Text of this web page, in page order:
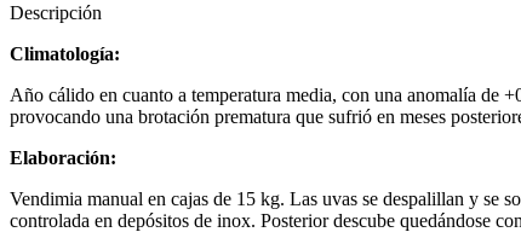
Descripción
Climatología:
Año cálido en cuanto a temperatura media, con una anomalía de
provocando una brotación prematura que sufrió en meses
Elaboración:
Vendimia manual en cajas de 15 kg. Las uvas se despalillan y se
controlada en depósitos de inox. Posterior descube quedándose